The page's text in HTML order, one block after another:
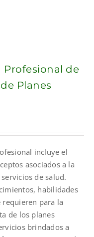
Profesional de
Planes
incluye el
asociados a la
de salud.
habilidades
requieren para la
de los planes
brindados a